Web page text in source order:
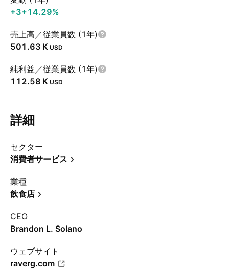
+3+14.29%
売上高／従業員数 (1年)
‪501.63 K‬ USD
純利益／従業員数 (1年)
‪112.58 K‬ USD
詳細
セクター
消費者サービス
業種
飲食店
CEO
Brandon L. Solano
ウェブサイト
raverg.com